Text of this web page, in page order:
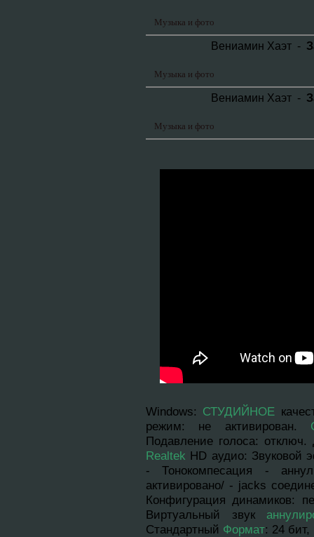
Музыка и фото
Вениамин Хаэт -
Музыка и фото
Вениамин Хаэт -
Музыка и фото
Windows: СТУДИЙНОЕ
режим: нe aктивирован.
Подавление голоса:
Realtek HD аудио: Звуковой
- Тонокомпесация -
активировано/ - jacks
Конфигурация динамиков:
Виртуальный звук
Стандартный Формат: 24 бит,